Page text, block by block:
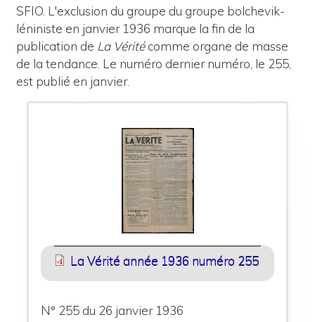
SFIO. L'exclusion du groupe du groupe bolchevik-
léniniste en janvier 1936 marque la fin de la
publication de La Véritécomme organe de masse
de la tendance. Le numéro dernier numéro, le 255,
est publié en janvier.
La Vérité année 1936 numéro 255
N° 255 du 26 janvier 1936